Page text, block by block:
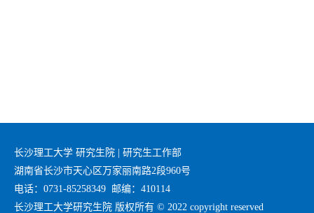
长沙理工大学 研究生院 | 研究生工作部
湖南省长沙市天心区万家丽南路2段960号
电话：0731-85258349 邮编：410114
长沙理工大学研究生院 版权所有 © 2022 copyright reserved